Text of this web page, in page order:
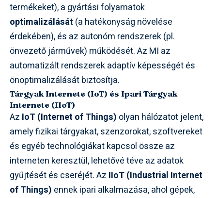
termékeket), a gyártási folyamatok
optimalizálását (a hatékonyság növelése
érdekében), és az autonóm rendszerek (pl.
önvezető járművek) működését. Az MI az
automatizált rendszerek adaptív képességét és
önoptimalizálását biztosítja.
Tárgyak Internete (IoT) és Ipari Tárgyak
Internete (IIoT)
Az IoT (Internet of Things) olyan hálózatot jelent,
amely fizikai tárgyakat, szenzorokat, szoftvereket
és egyéb technológiákat kapcsol össze az
interneten keresztül, lehetővé téve az adatok
gyűjtését és cseréjét. Az IIoT (Industrial Internet
of Things) ennek ipari alkalmazása, ahol gépek,